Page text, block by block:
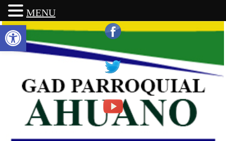
Abrir barra de herramientas
MENU